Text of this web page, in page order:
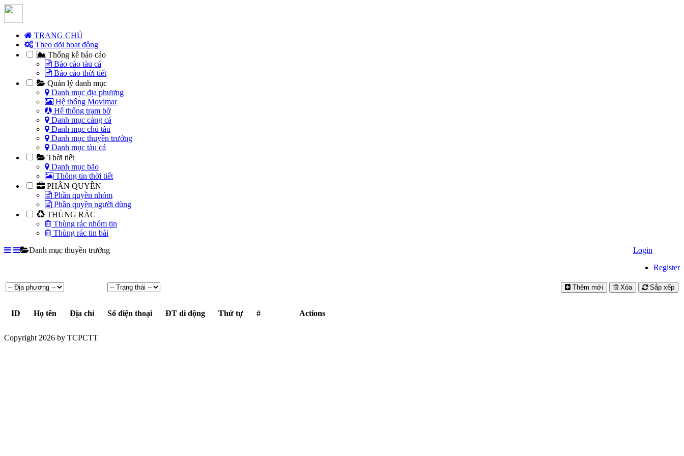
TRANG CHỦ
Theo dõi hoạt động
Thống kê báo cáo
Báo cáo tàu cá
Báo cáo thời tiết
Quản lý danh mục
Danh mục địa phương
Hệ thống Movimar
Hệ thống trạm bờ
Danh mục cảng cá
Danh mục chủ tàu
Danh mục thuyền trưởng
Danh mục tàu cá
Thời tiết
Danh mục bão
Thông tin thời tiết
PHÂN QUYỀN
Phần quyền nhóm
Phần quyền người dùng
THÙNG RÁC
Thùng rác nhóm tin
Thùng rác tin bài
Login
Register
Danh mục thuyền trưởng
Thêm mới Xóa Sắp xếp
ID Họ tên Địa chỉ Số điện thoại ĐT di động Thứ tự # Actions
Copyright 2026 by TCPCTT